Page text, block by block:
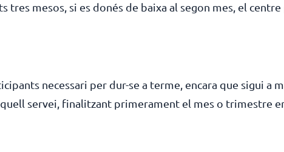
tres mesos, si es donés de baixa al segon mes, el
necessari per dur-se a terme, encara que sigui
servei, finalitzant primerament el mes o trimestre